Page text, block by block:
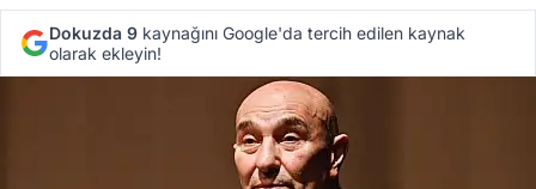
Dokuzda 9 kaynağını Google'da tercih edilen kaynak
olarak ekleyin!